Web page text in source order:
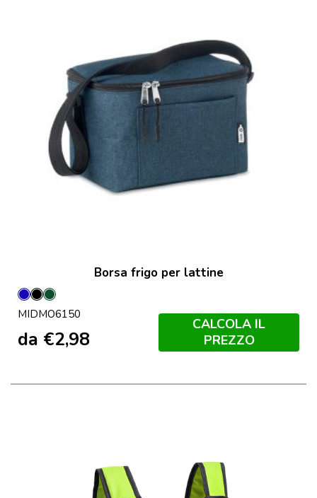
Borsa frigo per lattine
BluNeroVerde
Scuro
MIDMO6150
da €2,98
CALCOLA IL
PREZZO